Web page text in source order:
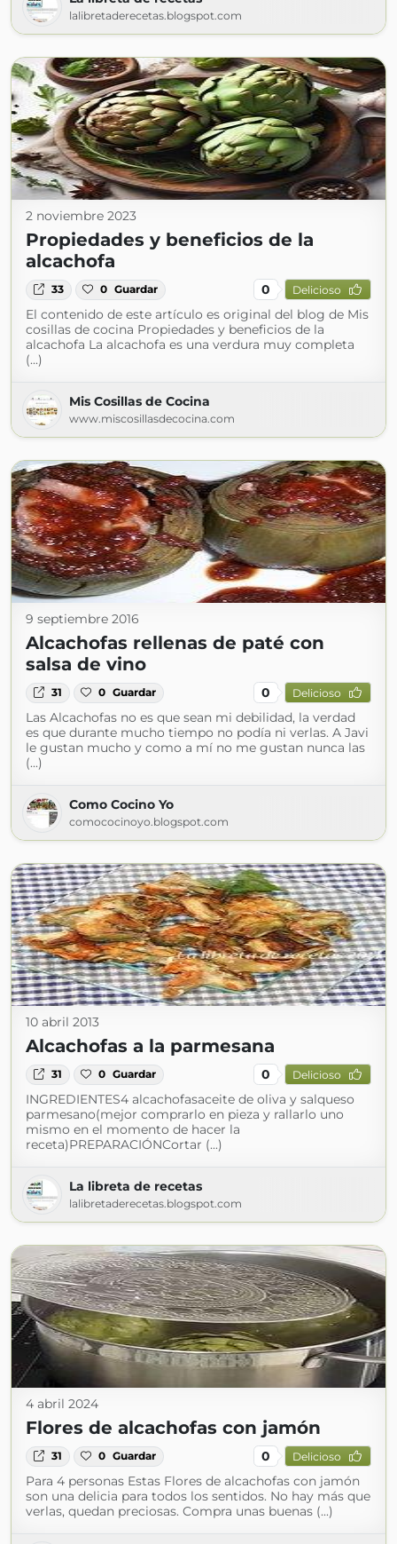
lalibretaderecetas.blogspot.com
2 noviembre 2023
Propiedades y beneficios de la
alcachofa
33 0 Guardar 0 Delicioso
El contenido de este artículo es original del blog de Mis
cosillas de cocina Propiedades y beneficios de la
alcachofa La alcachofa es una verdura muy completa
(...)
Mis Cosillas de Cocina
www.miscosillasdecocina.com
9 septiembre 2016
Alcachofas rellenas de paté con
salsa de vino
31 0 Guardar 0 Delicioso
Las Alcachofas no es que sean mi debilidad, la verdad
es que durante mucho tiempo no podía ni verlas. A Javi
le gustan mucho y como a mí no me gustan nunca las
(...)
Como Cocino Yo
comococinoyo.blogspot.com
10 abril 2013
Alcachofas a la parmesana
31 0 Guardar 0 Delicioso
INGREDIENTES4 alcachofasaceite de oliva y salqueso
parmesano(mejor comprarlo en pieza y rallarlo uno
mismo en el momento de hacer la
receta)PREPARACIÓNCortar (...)
La libreta de recetas
lalibretaderecetas.blogspot.com
4 abril 2024
Flores de alcachofas con jamón
31 0 Guardar 0 Delicioso
Para 4 personas Estas Flores de alcachofas con jamón
son una delicia para todos los sentidos. No hay más que
verlas, quedan preciosas. Compra unas buenas (...)